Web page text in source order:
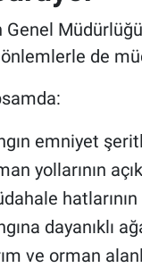
Genel
de
emniyet
yollarının
dayanıklı
ve orman